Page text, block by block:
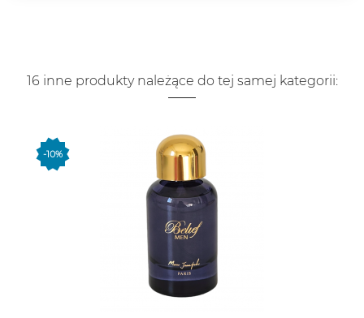
16 inne produkty należące do tej samej kategorii:
-10%